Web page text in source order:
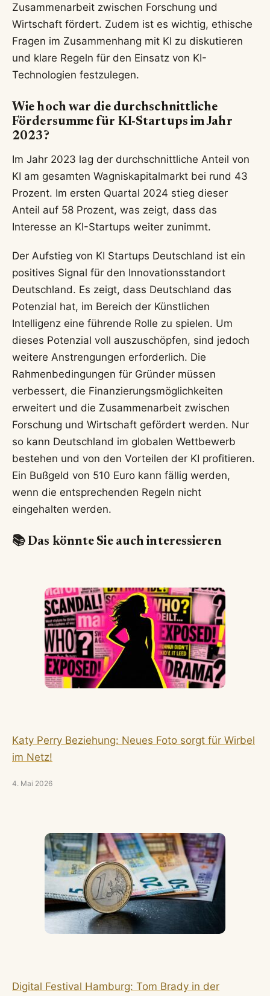
Zusammenarbeit zwischen Forschung und
Wirtschaft fördert. Zudem ist es wichtig, ethische
Fragen im Zusammenhang mit KI zu diskutieren
und klare Regeln für den Einsatz von KI-
Technologien festzulegen.
Wie hoch war die durchschnittliche
Fördersumme für KI-Startups im Jahr
2023?
Im Jahr 2023 lag der durchschnittliche Anteil von
KI am gesamten Wagniskapitalmarkt bei rund 43
Prozent. Im ersten Quartal 2024 stieg dieser
Anteil auf 58 Prozent, was zeigt, dass das
Interesse an KI-Startups weiter zunimmt.
Der Aufstieg von KI Startups Deutschland ist ein
positives Signal für den Innovationsstandort
Deutschland. Es zeigt, dass Deutschland das
Potenzial hat, im Bereich der Künstlichen
Intelligenz eine führende Rolle zu spielen. Um
dieses Potenzial voll auszuschöpfen, sind jedoch
weitere Anstrengungen erforderlich. Die
Rahmenbedingungen für Gründer müssen
verbessert, die Finanzierungsmöglichkeiten
erweitert und die Zusammenarbeit zwischen
Forschung und Wirtschaft gefördert werden. Nur
so kann Deutschland im globalen Wettbewerb
bestehen und von den Vorteilen der KI profitieren.
Ein Bußgeld von 510 Euro kann fällig werden,
wenn die entsprechenden Regeln nicht
eingehalten werden.
📚 Das könnte Sie auch interessieren
Katy Perry Beziehung: Neues Foto sorgt für Wirbel
im Netz!
4. Mai 2026
Digital Festival Hamburg: Tom Brady in der